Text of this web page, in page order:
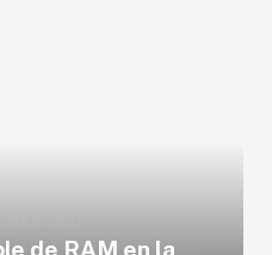
de RAM en la